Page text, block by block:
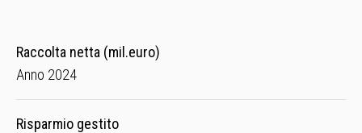
Raccolta netta (mil.euro)
Anno 2024
Risparmio gestito